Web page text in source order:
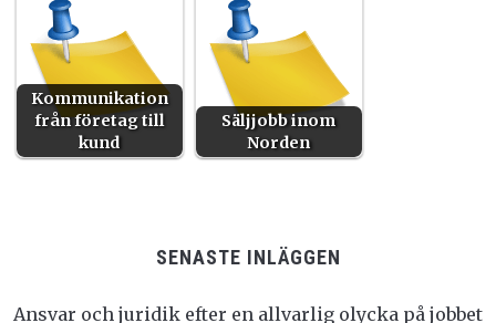
Kommunikation
från företag till
kund
Säljjobb inom
Norden
SENASTE INLÄGGEN
Ansvar och juridik efter en allvarlig olycka på jobbet